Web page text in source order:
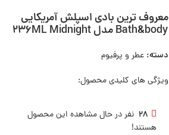
معروف ترین بادی اسپلش آمریکایی
Bath&body مدل 236ML Midnight
دسته: عطر و پرفیوم
ویژگی های کلیدی محصول:
28 نفر در حال مشاهده این محصول
هستند!